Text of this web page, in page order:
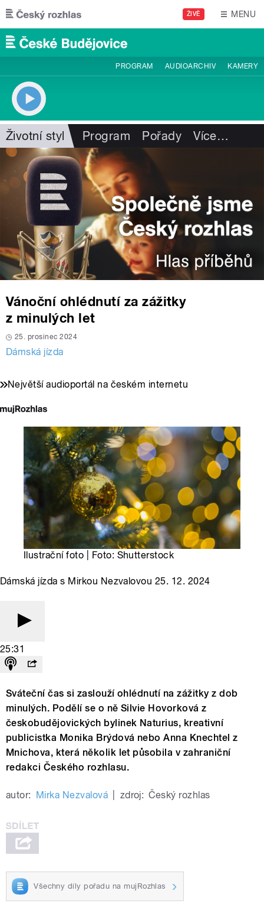
Přejít k hlavnímu obsahu
ŽIVĚ MENU
PROGRAM AUDIOARCHIV KAMERY
Životní styl Program Pořady Více…
Vánoční ohlédnutí za zážitky
z minulých let
25. prosinec 2024
Dámská jízda
Největší audioportál na českém internetu
Ilustrační foto | Foto: Shutterstock
Dámská jízda s Mirkou Nezvalovou 25. 12. 2024
25:31
Sváteční čas si zaslouží ohlédnutí na zážitky z dob
minulých. Podělí se o ně Silvie Hovorková z
českobudějovických bylinek Naturius, kreativní
publicistka Monika Brýdová nebo Anna Knechtel z
Mnichova, která několik let působila v zahraniční
redakci Českého rozhlasu.
autor: Mirka Nezvalová zdroj: Český rozhlas
Všechny díly pořadu na mujRozhlas